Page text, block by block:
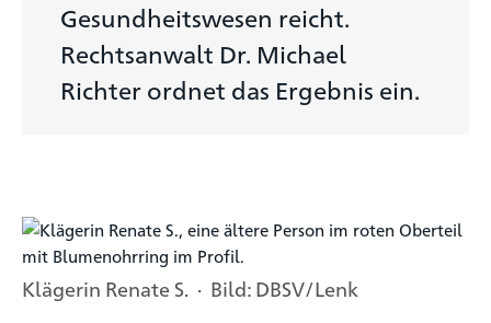
Gesundheitswesen reicht.
Rechtsanwalt Dr. Michael
Richter ordnet das Ergebnis ein.
Klägerin Renate S. · Bild: DBSV/Lenk